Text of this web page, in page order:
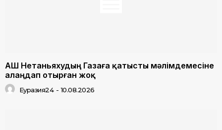
АҚШ Нетаньяхудың Газаға қатысты мәлімдемесіне
алаңдап отырған жоқ
Еуразия24 - 10.08.2026